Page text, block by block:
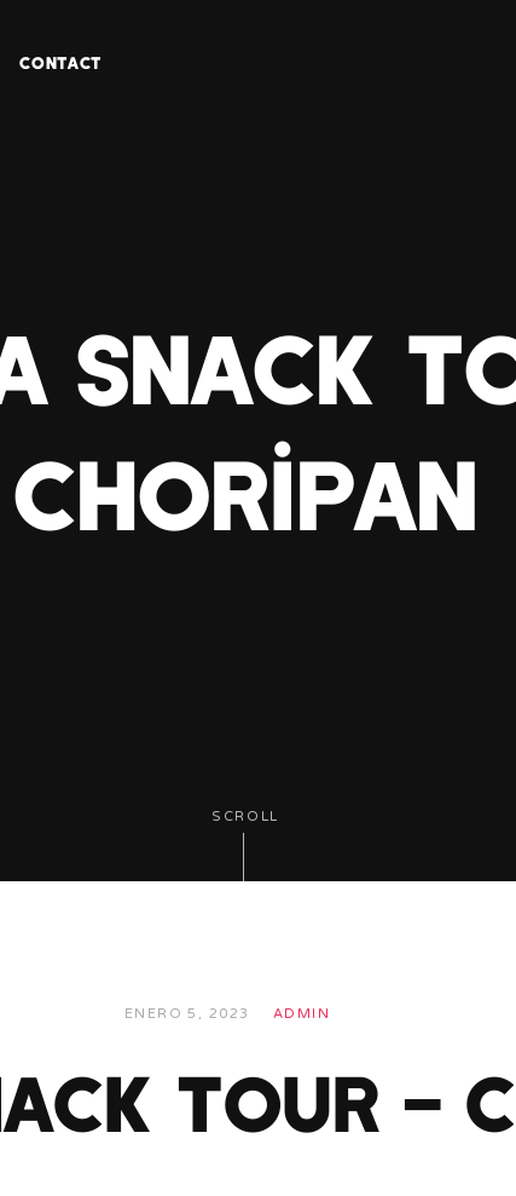
CONTACT
Snack
Choripan
SCROLL
ENERO 5, 2023 ADMIN
Tour –